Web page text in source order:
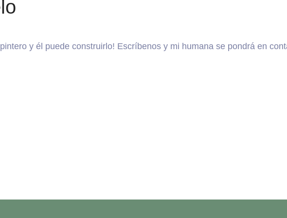
y él puede construirlo! Escríbenos y mi humana se pondrá en